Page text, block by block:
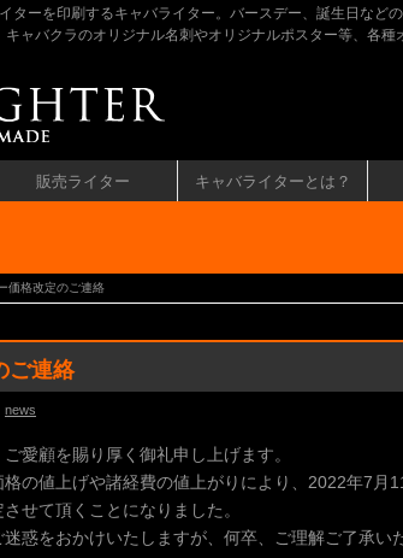
ターを印刷するキャバライター。バースデー、誕生日な
ャバクラのオリジナル名刺やオリジナルポスター等、各種
販売ライター キャバライターとは？
価格改定のご連絡
ご連絡
news
愛顧を賜り厚く御礼申し上げます。
の値上げや諸経費の値上がりにより、2022年7月
せて頂くことになりました。
惑をおかけいたしますが、何卒、ご理解ご了承い